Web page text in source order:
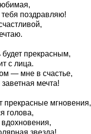
поздравляю!
будет прекрасным,
с лица.
— мне в счастье,
мечта!
прекрасные мгновения,
голова,
звезда!